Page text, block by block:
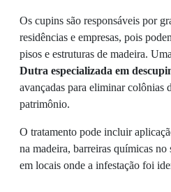
Os cupins são responsáveis por
residências e empresas, pois
pisos e estruturas de madeira. Uma
Dutra especializada em
avançadas para eliminar colônias
patrimônio.
O tratamento pode incluir
na madeira, barreiras químicas
em locais onde a infestação foi